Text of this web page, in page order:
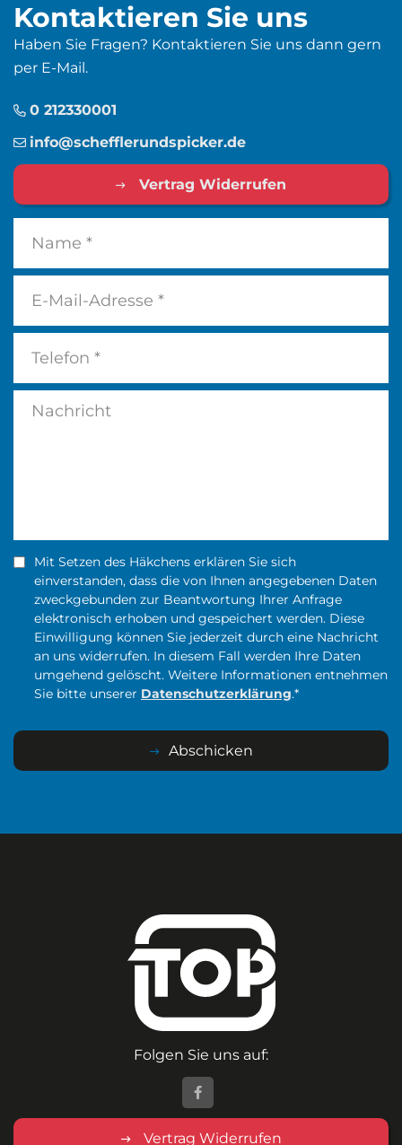
Kontaktieren Sie uns
Haben Sie Fragen? Kontaktieren Sie uns dann gern
per E-Mail.
0 212330001
info@schefflerundspicker.de
Vertrag Widerrufen
Mit Setzen des Häkchens erklären Sie sich
einverstanden, dass die von Ihnen angegebenen Daten
zweckgebunden zur Beantwortung Ihrer Anfrage
elektronisch erhoben und gespeichert werden. Diese
Einwilligung können Sie jederzeit durch eine Nachricht
an uns widerrufen. In diesem Fall werden Ihre Daten
umgehend gelöscht. Weitere Informationen entnehmen
Sie bitte unserer Datenschutzerklärung.*
Abschicken
Folgen Sie uns auf:
Vertrag Widerrufen